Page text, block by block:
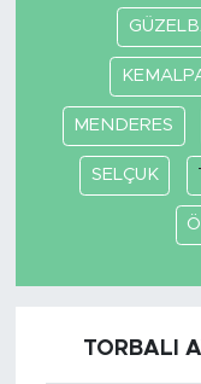
MENDERES
SELÇUK
TORBALI